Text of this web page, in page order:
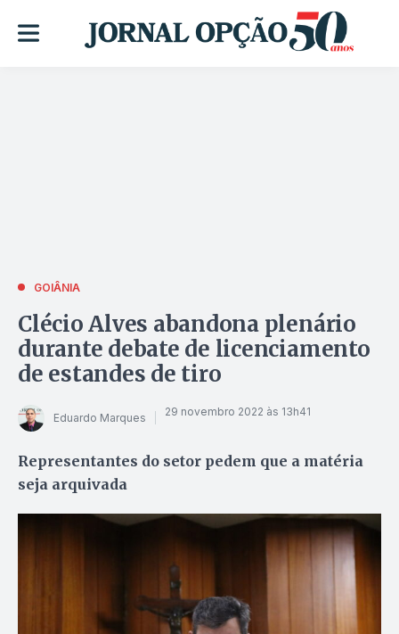
GOIÂNIA
Clécio Alves abandona plenário
durante debate de licenciamento
de estandes de tiro
Eduardo Marques 29 novembro 2022 às 13h41
Representantes do setor pedem que a matéria
seja arquivada